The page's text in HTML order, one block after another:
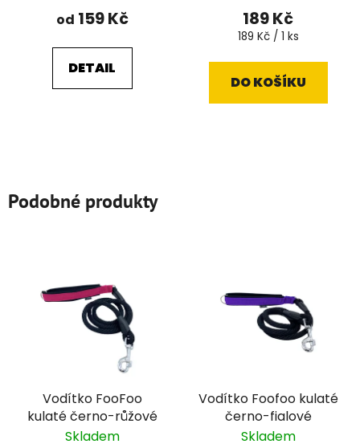
od 159 Kč
DETAIL
189 Kč
Měrná
189 Kč / 1 ks
DO KOŠÍKU
Podobné produkty
Vodítko FooFoo
kulaté černo-růžové
Skladem
Vodítko Foofoo kulaté
černo-fialové
Skladem